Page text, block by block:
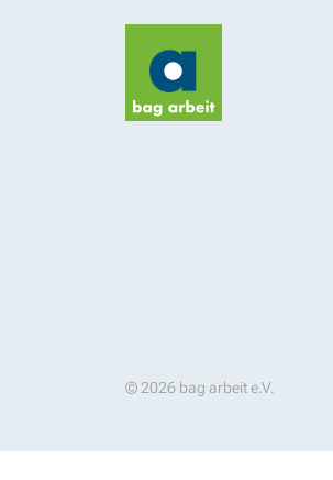
© 2026 bag arbeit e.V.